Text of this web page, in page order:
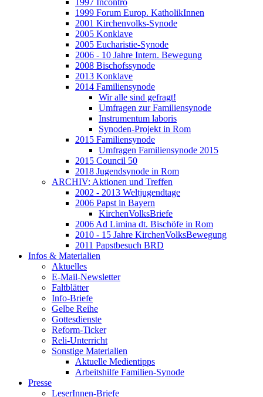
1997 Incontro
1999 Forum Europ. KatholikInnen
2001 Kirchenvolks-Synode
2005 Konklave
2005 Eucharistie-Synode
2006 - 10 Jahre Intern. Bewegung
2008 Bischofssynode
2013 Konklave
2014 Familiensynode
Wir alle sind gefragt!
Umfragen zur Familiensynode
Instrumentum laboris
Synoden-Projekt in Rom
2015 Familiensynode
Umfragen Familiensynode 2015
2015 Council 50
2018 Jugendsynode in Rom
ARCHIV: Aktionen und Treffen
2002 - 2013 Weltjugendtage
2006 Papst in Bayern
KirchenVolksBriefe
2006 Ad Limina dt. Bischöfe in Rom
2010 - 15 Jahre KirchenVolksBewegung
2011 Papstbesuch BRD
Infos & Materialien
Aktuelles
E-Mail-Newsletter
Faltblätter
Info-Briefe
Gelbe Reihe
Gottesdienste
Reform-Ticker
Reli-Unterricht
Sonstige Materialien
Aktuelle Medientipps
Arbeitshilfe Familien-Synode
Presse
LeserInnen-Briefe